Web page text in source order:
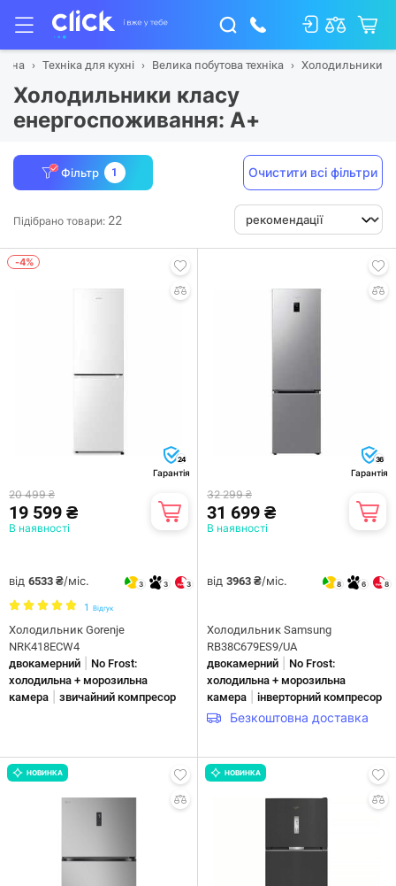
Техніка для кухні Велика побутова техніка Холодильники
Холодильники класу
енергоспоживання: A+
Фільтр 1 Очистити всі фільтри
Підібрано товари: 22
-4%
24
Гарантія
20 499 ₴
19 599 ₴
В наявності
від 6533 ₴/міс. 3 3 3
1 Відгук
Холодильник Gorenje
NRK418ECW4
двокамерний
No Frost:
холодильна + морозильна
камера
звичайний компресор
36
Гарантія
32 299 ₴
31 699 ₴
В наявності
від 3963 ₴/міс. 8 6 8
Холодильник Samsung
RB38C679ES9/UA
двокамерний
No Frost:
холодильна + морозильна
камера
інверторний компресор
Безкоштовна доставка
НОВИНКА НОВИНКА